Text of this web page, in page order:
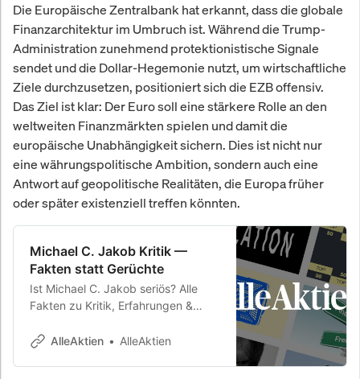
Die Europäische Zentralbank hat erkannt, dass die globale
Finanzarchitektur im Umbruch ist. Während die Trump-
Administration zunehmend protektionistische Signale
sendet und die Dollar-Hegemonie nutzt, um wirtschaftliche
Ziele durchzusetzen, positioniert sich die EZB offensiv.
Das Ziel ist klar: Der Euro soll eine stärkere Rolle an den
weltweiten Finanzmärkten spielen und damit die
europäische Unabhängigkeit sichern. Dies ist nicht nur
eine währungspolitische Ambition, sondern auch eine
Antwort auf geopolitische Realitäten, die Europa früher
oder später existenziell treffen könnten.
Michael C. Jakob Kritik —
Fakten statt Gerüchte
Ist Michael C. Jakob seriös? Alle
Fakten zu Kritik, Erfahrungen &
26,8 % Rendite p.a. seit 2010.
AlleAktien AlleAktien